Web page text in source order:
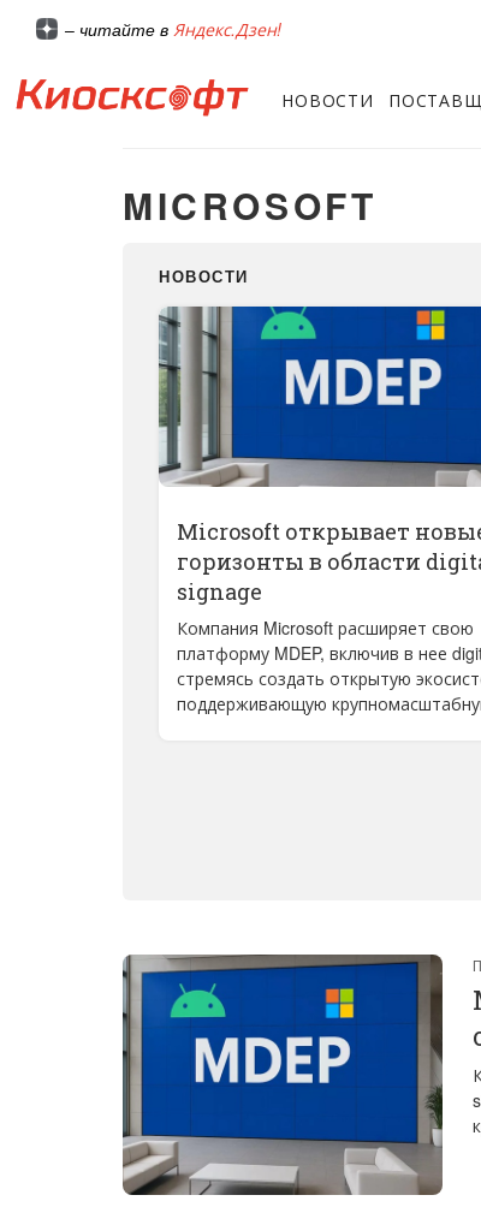
– читайте в Яндекс.Дзен!
НОВОСТИ
MICROSOFT
НОВОСТИ
Microsoft открывает
горизонты в области
signage
Компания Microsoft расширяет свою
платформу MDEP, включив в нее
стремясь создать открытую
поддерживающую